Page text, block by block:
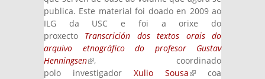
publica. Este material foi doado en 2009 ao
ILG da USC e foi a orixe do
proxecto Transcrición dos textos orais do
arquivo etnográfico do profesor Gustav
Henningsen(link is external)
, coordinado
polo investigador Xulio Sousa(link is
coa